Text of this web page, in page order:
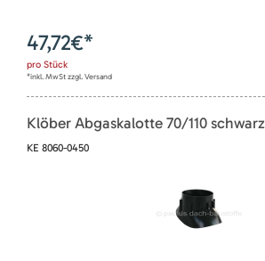
47,72€*
pro Stück
*inkl. MwSt zzgl. Versand
Klöber Abgaskalotte 70/110 schwarz
KE 8060-0450